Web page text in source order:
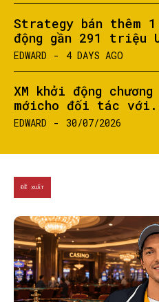
Strategy bán thêm
động gần 291 triệu
EDWARD - 4 DAYS AGO
XM khởi động
mớicho đối tác
EDWARD - 30/07/2026
ĐỀ XUẤT